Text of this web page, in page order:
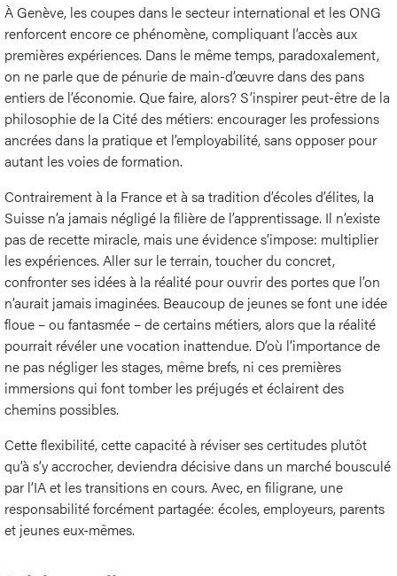
À Genève, les coupes dans le secteur international et les ONG
renforcent encore ce phénomène, compliquant l’accès aux
premières expériences. Dans le même temps, paradoxalement,
on ne parle que de pénurie de main-d’œuvre dans des pans
entiers de l’économie. Que faire, alors? S’inspirer peut-être de la
philosophie de la Cité des métiers: encourager les professions
ancrées dans la pratique et l’employabilité, sans opposer pour
autant les voies de formation.
Contrairement à la France et à sa tradition d’écoles d’élites, la
Suisse n’a jamais négligé la filière de l’apprentissage. Il n’existe
pas de recette miracle, mais une évidence s’impose: multiplier
les expériences. Aller sur le terrain, toucher du concret,
confronter ses idées à la réalité pour ouvrir des portes que l’on
n’aurait jamais imaginées. Beaucoup de jeunes se font une idée
floue – ou fantasmée – de certains métiers, alors que la réalité
pourrait révéler une vocation inattendue. D’où l’importance de
ne pas négliger les stages, même brefs, ni ces premières
immersions qui font tomber les préjugés et éclairent des
chemins possibles.
Cette flexibilité, cette capacité à réviser ses certitudes plutôt
qu’à s’y accrocher, deviendra décisive dans un marché bousculé
par l’IA et les transitions en cours. Avec, en filigrane, une
responsabilité forcément partagée: écoles, employeurs, parents
et jeunes eux-mêmes.